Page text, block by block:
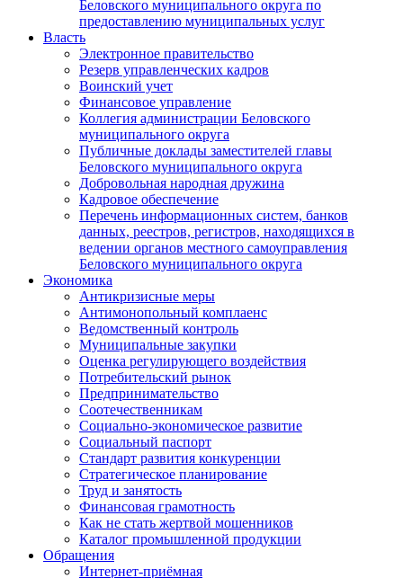
Беловского муниципального округа по
предоставлению муниципальных услуг
Власть
Электронное правительство
Резерв управленческих кадров
Воинский учет
Финансовое управление
Коллегия администрации Беловского
муниципального округа
Публичные доклады заместителей главы
Беловского муниципального округа
Добровольная народная дружина
Кадровое обеспечение
Перечень информационных систем, банков
данных, реестров, регистров, находящихся в
ведении органов местного самоуправления
Беловского муниципального округа
Экономика
Антикризисные меры
Антимонопольный комплаенс
Ведомственный контроль
Муниципальные закупки
Оценка регулирующего воздействия
Потребительский рынок
Предпринимательство
Соотечественникам
Социально-экономическое развитие
Социальный паспорт
Стандарт развития конкуренции
Стратегическое планирование
Труд и занятость
Финансовая грамотность
Как не стать жертвой мошенников
Каталог промышленной продукции
Обращения
Интернет-приёмная